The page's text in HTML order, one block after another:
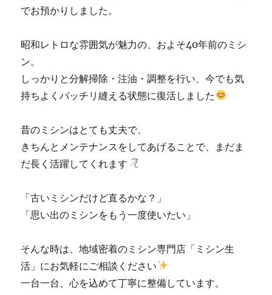
でお預かりしました。
昭和レトロな雰囲気が魅力の、およそ40年前のミシ
ン。
しっかりと分解掃除・注油・調整を行い、今でも気
持ちよくバッチリ縫える状態に復活しました
昔のミシンはとても丈夫で、
きちんとメンテナンスをしてあげることで、まだま
だ長く活躍してくれます
「古いミシンだけど直るかな？」
「思い出のミシンをもう一度使いたい」
そんな時は、地域密着のミシン専門店「ミシン生
活」にお気軽にご相談ください
一台一台、心を込めて丁寧に整備しています。